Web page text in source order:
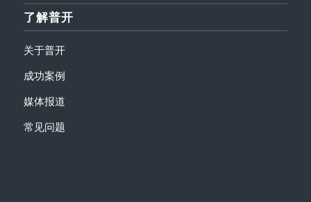
了解普开
关于普开
成功案例
媒体报道
常见问题